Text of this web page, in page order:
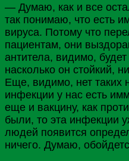
— Думаю, как и все
так понимаю, что есть
вируса. Потому что
пациентам, они
антитела, видимо,
насколько он стойкий,
Еще, видимо, нет
инфекции у нас есть
еще и вакцину, как
были, то эта инфекции
людей появится
ничего. Думаю,